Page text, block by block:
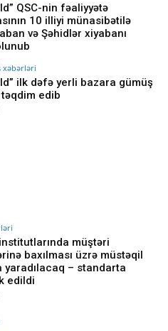
QSC-nin fəaliyyətə
10 illiyi münasibətilə
və Şəhidlər xiyabanı
xəbərləri
ilk dəfə yerli bazara gümüş
edib
müştəri
baxılması üzrə müstəqil
yaradılacaq – standarta
edildi